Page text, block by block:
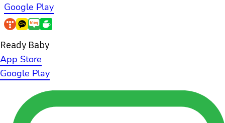
Google Play
Ready Baby
App Store
Google Play